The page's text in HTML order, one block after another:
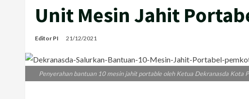
Unit Mesin Jahit
Editor PI 21/12/2021
Penyerahan bantuan 10 mesin jahit portable oleh Ketua Dekranasda